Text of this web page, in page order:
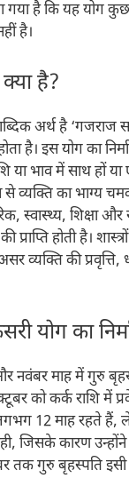
गया है कि यह योग
है।
है?
अर्थ है ‘गजराज
है। इस योग का
या भाव में साथ हों
से व्यक्ति का भाग्य
स्वास्थ्य, शिक्षा
होती है।
व्यक्ति की
योग का
नवंबर माह में गुरु
को कर्क राशि में
12 माह रहते हैं,
जिसके कारण उन्होंने
तक गुरु बृहस्पति इसी